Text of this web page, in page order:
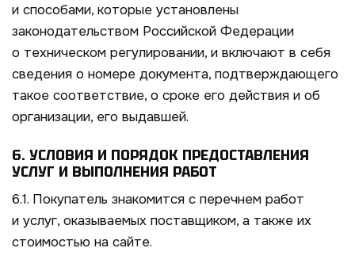
и способами, которые установлены
законодательством Российской Федерации
о техническом регулировании, и включают в себя
сведения о номере документа, подтверждающего
такое соответствие, о сроке его действия и об
организации, его выдавшей.
6. УСЛОВИЯ И ПОРЯДОК ПРЕДОСТАВЛЕНИЯ
УСЛУГ И ВЫПОЛНЕНИЯ РАБОТ
6.1. Покупатель знакомится с перечнем работ
и услуг, оказываемых поставщиком, а также их
стоимостью на сайте.